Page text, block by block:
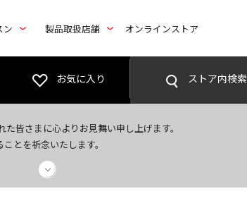
ン 製品取扱店舗 オンラインストア
お気に入り ストア内検索
皆さまに心よりお見舞い申し上げます。
とを祈念いたします。
ト！